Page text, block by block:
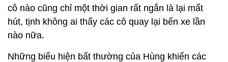
cô nào cũng chỉ một thời gian rất ngắn là lại mất
hút, tịnh không ai thấy các cô quay lại bến xe lần
nào nữa.
Những biểu hiện bất thường của Hùng khiến các